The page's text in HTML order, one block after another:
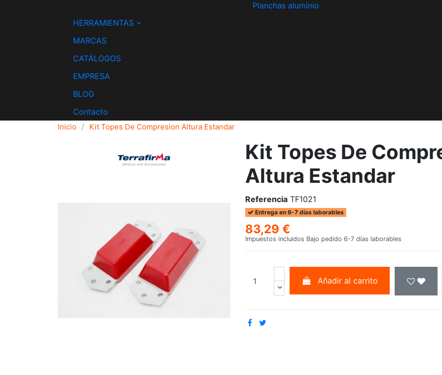
Planchas aluminio
HERRAMIENTAS
MARCAS
CATÁLOGOS
EMPRESA
BLOG
Contacto
Inicio Kit Topes De Compresion Altura Estandar
Kit Topes De
Altura Estandar
Referencia TF1021
Entrega en 6-7 días laborables
83,29 €
Impuestos incluidos Bajo pedido 6-7 días laborables
Añadir al carrito